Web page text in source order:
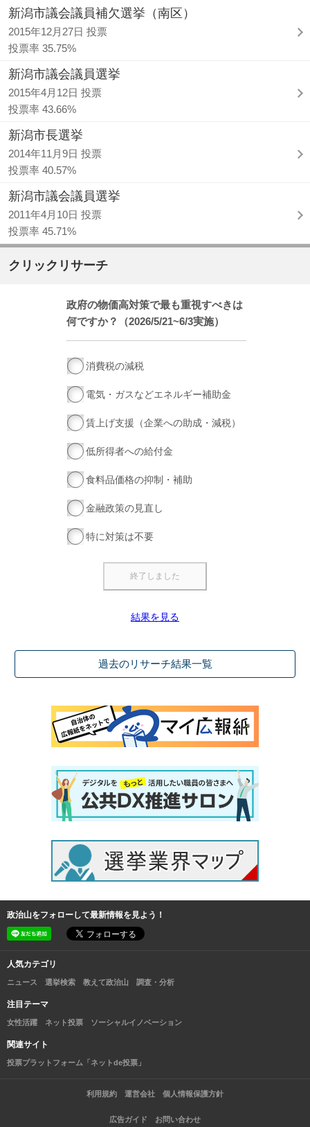
新潟市議会議員補欠選挙（南区）
2015年12月27日 投票
投票率 35.75%
新潟市議会議員選挙
2015年4月12日 投票
投票率 43.66%
新潟市長選挙
2014年11月9日 投票
投票率 40.57%
新潟市議会議員選挙
2011年4月10日 投票
投票率 45.71%
クリックリサーチ
政府の物価高対策で最も重視すべきは
何ですか？（2026/5/21~6/3実施）
消費税の減税
電気・ガスなどエネルギー補助金
賃上げ支援（企業への助成・減税）
低所得者への給付金
食料品価格の抑制・補助
金融政策の見直し
特に対策は不要
結果を見る
過去のリサーチ結果一覧
政治山をフォローして最新情報を見よう！
人気カテゴリ
ニュース 選挙検索 教えて政治山 調査・分析
注目テーマ
女性活躍 ネット投票 ソーシャルイノベーション
関連サイト
投票プラットフォーム「ネットde投票」
利用規約 運営会社 個人情報保護方針
広告ガイド お問い合わせ